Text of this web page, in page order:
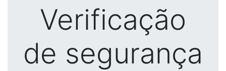
Verificação
de segurança